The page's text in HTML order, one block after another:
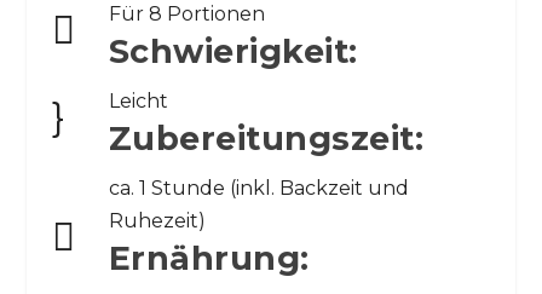
Für 8 Portionen
 Schwierigkeit:
Leicht
} Zubereitungszeit:
ca. 1 Stunde (inkl. Backzeit und
Ruhezeit)
 Ernährung: